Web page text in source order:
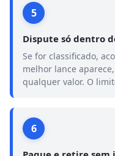
5
Dispute só dentro
Se for classificado,
melhor lance
qualquer valor. O
6